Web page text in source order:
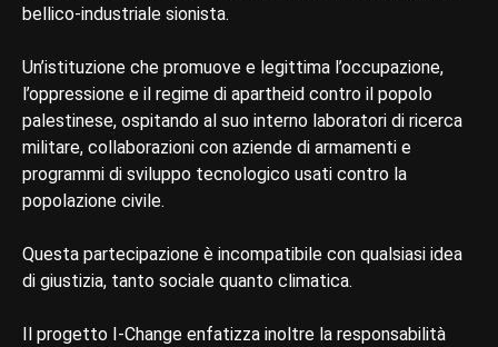
bellico-industriale sionista.
Un’istituzione che promuove e legittima l’occupazione,
l’oppressione e il regime di apartheid contro il popolo
palestinese, ospitando al suo interno laboratori di ricerca
militare, collaborazioni con aziende di armamenti e
programmi di sviluppo tecnologico usati contro la
popolazione civile.
Questa partecipazione è incompatibile con qualsiasi idea
di giustizia, tanto sociale quanto climatica.
Il progetto I-Change enfatizza inoltre la responsabilità